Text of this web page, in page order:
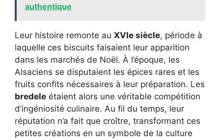
authentique
Leur histoire remonte au XVIe siècle, période à
laquelle ces biscuits faisaient leur apparition
dans les marchés de Noël. À l’époque, les
Alsaciens se disputaient les épices rares et les
fruits confits nécessaires à leur préparation. Les
bredele étaient alors une véritable compétition
d’ingéniosité culinaire. Au fil du temps, leur
réputation n’a fait que croître, transformant ces
petites créations en un symbole de la culture